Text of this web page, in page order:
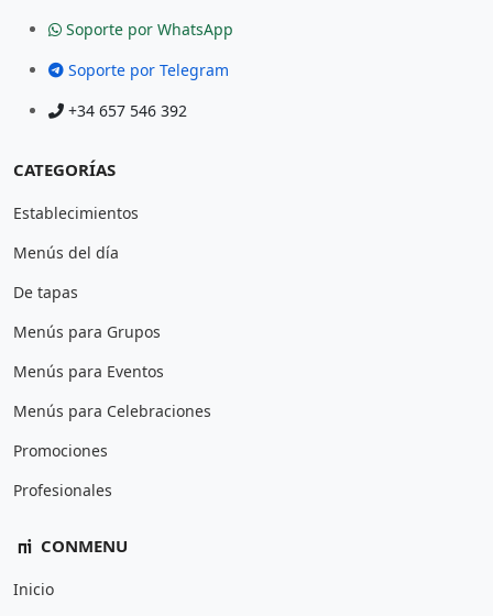
Soporte por WhatsApp
Soporte por Telegram
+34 657 546 392
CATEGORÍAS
Establecimientos
Menús del día
De tapas
Menús para Grupos
Menús para Eventos
Menús para Celebraciones
Promociones
Profesionales
CONMENU
Inicio